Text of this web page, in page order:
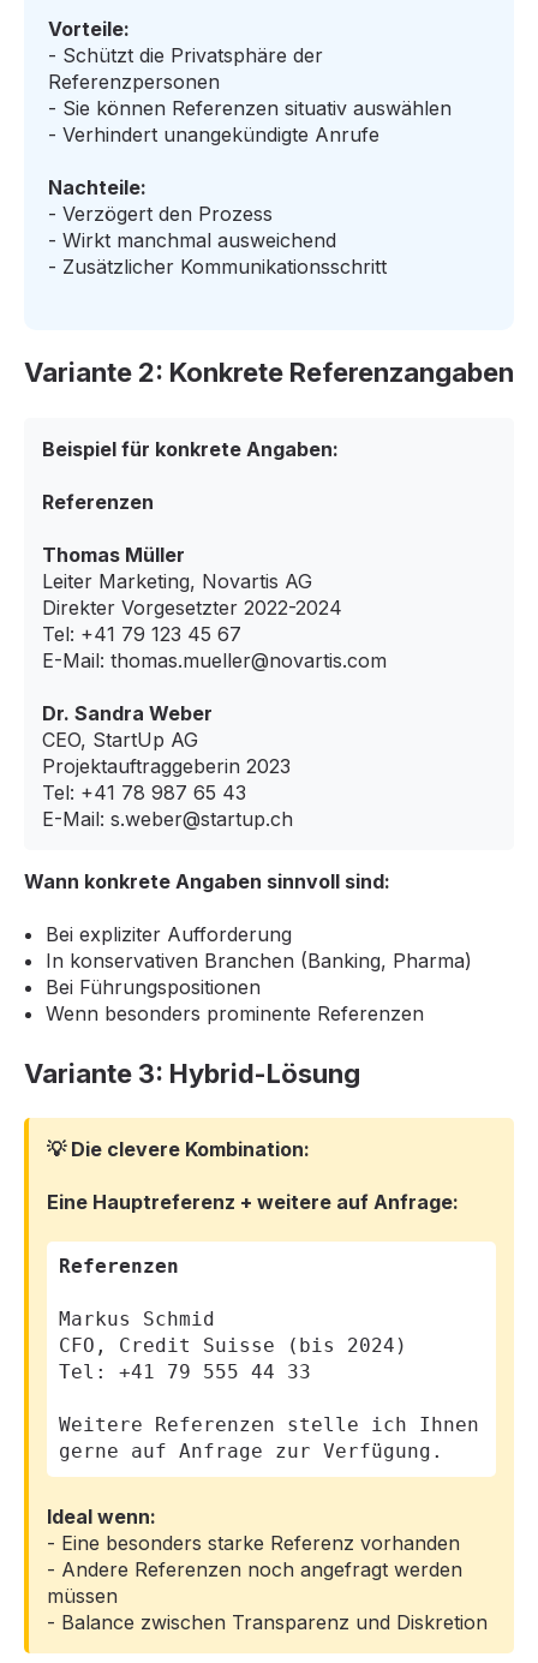
Vorteile:
- Schützt die Privatsphäre der
Referenzpersonen
- Sie können Referenzen situativ auswählen
- Verhindert unangekündigte Anrufe
Nachteile:
- Verzögert den Prozess
- Wirkt manchmal ausweichend
- Zusätzlicher Kommunikationsschritt
Variante 2: Konkrete Referenzangaben
Beispiel für konkrete Angaben:
Referenzen
Thomas Müller
Leiter Marketing, Novartis AG
Direkter Vorgesetzter 2022-2024
Tel: +41 79 123 45 67
E-Mail: thomas.mueller@novartis.com
Dr. Sandra Weber
CEO, StartUp AG
Projektauftraggeberin 2023
Tel: +41 78 987 65 43
E-Mail: s.weber@startup.ch
Wann konkrete Angaben sinnvoll sind:
Bei expliziter Aufforderung
In konservativen Branchen (Banking, Pharma)
Bei Führungspositionen
Wenn besonders prominente Referenzen
Variante 3: Hybrid-Lösung
💡 Die clevere Kombination:
Eine Hauptreferenz + weitere auf Anfrage:
Referenzen
Markus Schmid
CFO, Credit Suisse (bis 2024)
Tel: +41 79 555 44 33
Weitere Referenzen stelle ich Ihnen
gerne auf Anfrage zur Verfügung.
Ideal wenn:
- Eine besonders starke Referenz vorhanden
- Andere Referenzen noch angefragt werden
müssen
- Balance zwischen Transparenz und Diskretion